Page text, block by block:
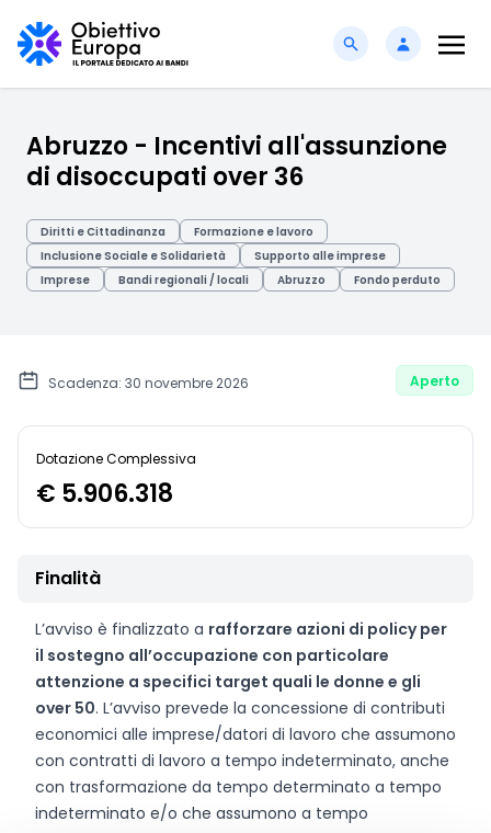
Abruzzo - Incentivi all'assunzione
di disoccupati over 36
Diritti e Cittadinanza
Formazione e lavoro
Inclusione Sociale e Solidarietà
Supporto alle imprese
Imprese
Bandi regionali / locali Abruzzo Fondo perduto
Scadenza: 30 novembre 2026 Aperto
Dotazione Complessiva
€ 5.906.318
Finalità
L’avviso è finalizzato a rafforzare azioni di policy per
il sostegno all’occupazione con particolare
attenzione a specifici target quali le donne e gli
over 50. L’avviso prevede la concessione di contributi
economici alle imprese/datori di lavoro che assumono
con contratti di lavoro a tempo indeterminato, anche
con trasformazione da tempo determinato a tempo
indeterminato e/o che assumono a tempo